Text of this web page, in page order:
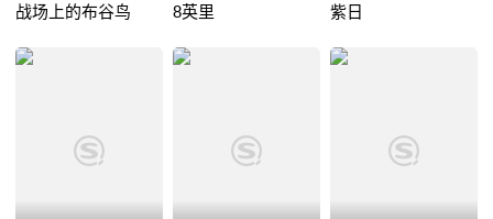
战场上的布谷鸟 8英里 紫日